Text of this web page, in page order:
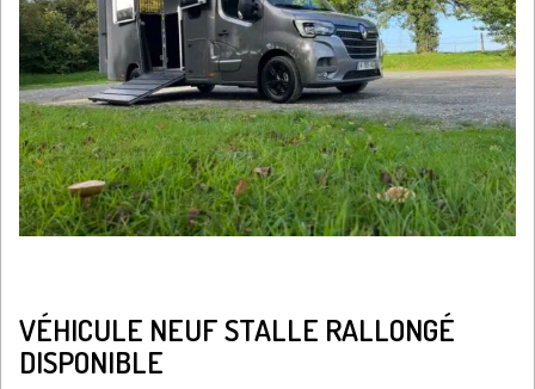
VÉHICULE NEUF STALLE RALLONGÉ
DISPONIBLE